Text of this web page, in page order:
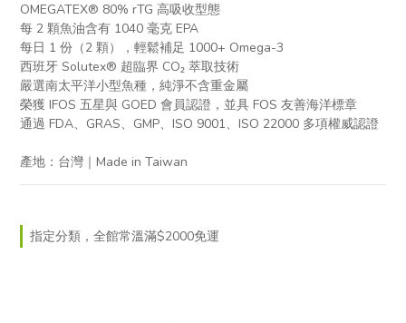
OMEGATEX® 80% rTG 高吸收型態
每 2 顆魚油含有 1040 毫克 EPA
每日 1 份（2 顆），輕鬆補足 1000+ Omega-3
西班牙 Solutex® 超臨界 CO₂ 萃取技術
嚴選南太平洋小型魚種，純淨不含重金屬
榮獲 IFOS 五星與 GOED 會員認證，並具 FOS 友善海洋標章
通過 FDA、GRAS、GMP、ISO 9001、ISO 22000 多項權威認證
產地：台灣｜Made in Taiwan
指定分類，全館常溫滿$2000免運